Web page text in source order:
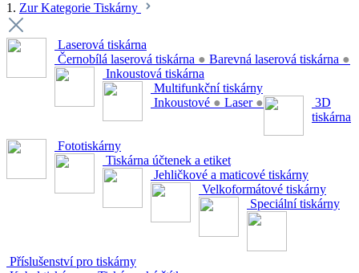
1. Zur Kategorie Tiskárny
Laserová tiskárna
Černobílá laserová tiskárna ● Barevná laserová tiskárna ●
Inkoustová tiskárna
Multifunkční tiskárny
Inkoustové ● Laser ●
3D
tiskárna
Fototiskárny
Tiskárna účtenek a etiket
Jehličkové a maticové tiskárny
Velkoformátové tiskárny
Speciální tiskárny
Příslušenství pro tiskárny